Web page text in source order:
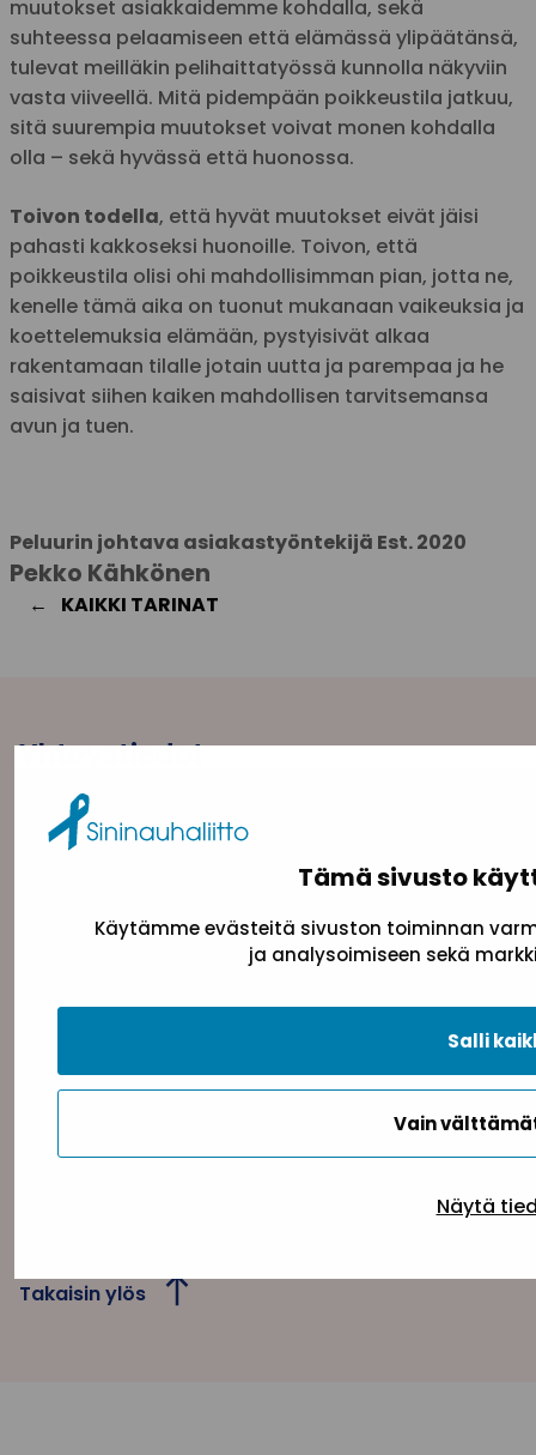
Tämä sivusto
Käytämme evästeitä sivuston toiminnan
ja analysoimiseen sekä
Vain
Salli
Näytä
muutokset asiakkaidemme kohdalla, sekä
suhteessa pelaamiseen että elämässä ylipäätänsä,
tulevat meilläkin pelihaittatyössä kunnolla näkyviin
vasta viiveellä. Mitä pidempään poikkeustila jatkuu,
sitä suurempia muutokset voivat monen kohdalla
olla – sekä hyvässä että huonossa.
Toivon todella, että hyvät muutokset eivät jäisi
pahasti kakkoseksi huonoille. Toivon, että
poikkeustila olisi ohi mahdollisimman pian, jotta ne,
kenelle tämä aika on tuonut mukanaan vaikeuksia ja
koettelemuksia elämään, pystyisivät alkaa
rakentamaan tilalle jotain uutta ja parempaa ja he
saisivat siihen kaiken mahdollisen tarvitsemansa
avun ja tuen.
Peluurin johtava asiakastyöntekijä Est. 2020
Pekko Kähkönen
KAIKKI TARINAT
Yhteystiedot
Sininauhaliitto (Y-tunnus: 0217042–5)
Pasilanraitio 5, 2. krs, 00240 Helsinki
toimisto@sininauha.fi
Takaisin ylös